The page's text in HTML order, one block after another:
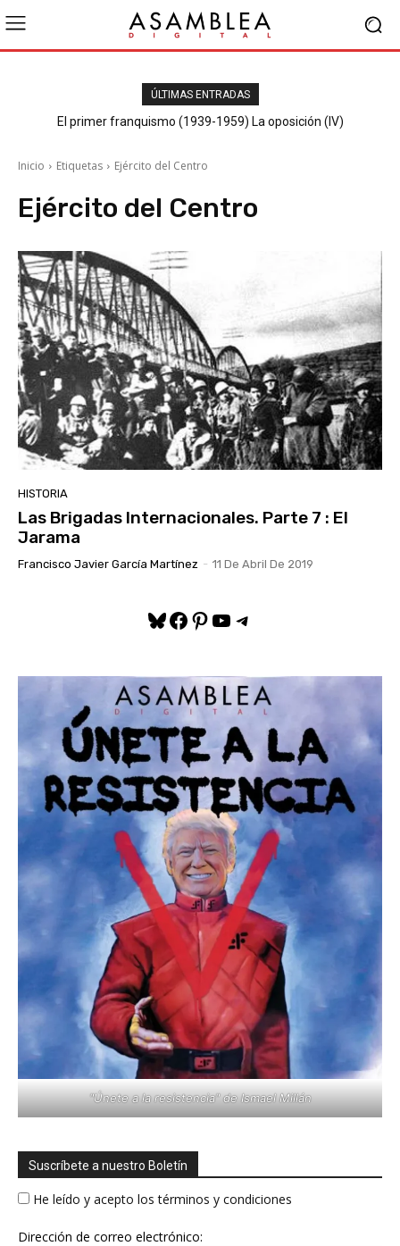
ÚLTIMAS ENTRADAS
El primer franquismo (1939-1959) La oposición (IV)
Inicio Etiquetas Ejército del Centro
Ejército del Centro
HISTORIA
Las Brigadas Internacionales. Parte 7 : El
Jarama
Francisco Javier García Martínez - 11 De Abril De 2019
Bluesky
Facebook
Pinterest
YouTube
Telegram
"Únete a la resistencia" de Ismael Millán
Suscríbete a nuestro Boletín
He leído y acepto los términos y condiciones
Dirección de correo electrónico: